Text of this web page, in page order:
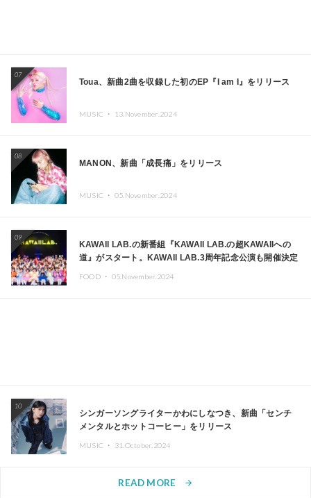
07
Toua、新曲2曲を収録した初のEP『I am I』をリリース
MUSIC ・ 13.November.2024
08
MANON、新曲「成長痛」をリリース
MUSIC ・ 05.November.2024
09
KAWAII LAB.の新番組『KAWAII LAB.の超KAWAIIへの
道』がスタート。KAWAII LAB.3周年記念公演も開催決定
FOOD ・ 05.November.2024
10
シンガーソングライターかわにしなつき、新曲「センチ
メンタルとホットコーヒー」をリリース
MUSIC ・ 31.October.2024
READ MORE arrow_forward